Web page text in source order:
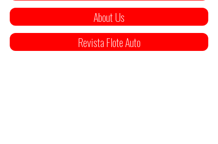
About Us
Revista Flote Auto